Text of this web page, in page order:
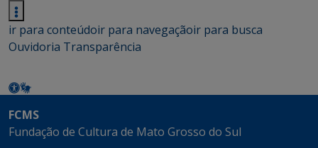
ir para conteúdoir para navegaçãoir para busca
Ouvidoria Transparência
FCMS
Fundação de Cultura de Mato Grosso do Sul